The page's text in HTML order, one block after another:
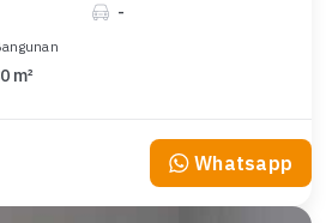
-
m²
Whatsapp